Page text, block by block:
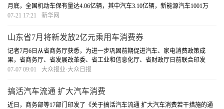
月底，全国机动车保有量达4.06亿辆，其中汽车3.10亿辆，新能源汽车1001万
辆；机动车驾驶人4.92亿人，其中汽车驾驶人4.54亿人。
07-21 17:21 新华网
山东省7月将新发放2亿元乘用车消费券
记者7月6日从省商务厅获悉，为进一步巩固前期促进汽车、家电消费政策成
果，省商务厅、省发展改革委、省工业和信息化厅、省财政厅日前联合印发
《关于继续实施促进汽车、家电消费政策的通知》，出台三项举措推动我省消
07-07 09:01 大众报业·大众日报
搞活汽车流通 扩大汽车消费
近日，商务部等17部门印发了《关于搞活汽车流通 扩大汽车消费若干措施的通